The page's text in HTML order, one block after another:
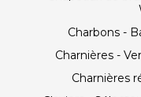
Charbons -
Charnières -
Charnières